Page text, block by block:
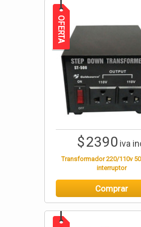
OFERTA
$2390 iva
Transformador 220/110v
interruptor
Comprar